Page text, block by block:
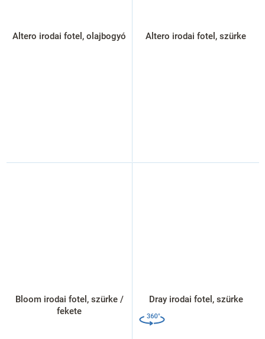
Altero irodai fotel, olajbogyó Altero irodai fotel, szürke
Bloom irodai fotel, szürke /
fekete
Dray irodai fotel, szürke